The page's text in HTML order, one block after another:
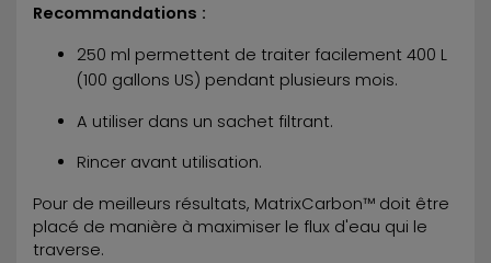
Recommandations :
250 ml permettent de traiter facilement 400 L
(100 gallons US) pendant plusieurs mois.
A utiliser dans un sachet filtrant.
Rincer avant utilisation.
Pour de meilleurs résultats, MatrixCarbon™ doit être
placé de manière à maximiser le flux d'eau qui le
traverse.